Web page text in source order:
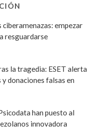
ciberamenazas: empezar
resguardarse
la tragedia: ESET alerta
donaciones falsas en
han puesto al
innovadora